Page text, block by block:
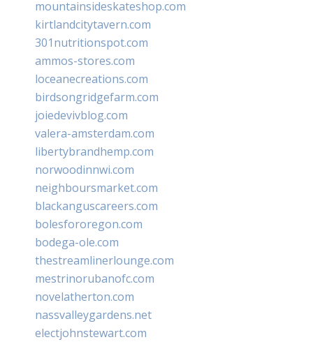
mountainsideskateshop.com
kirtlandcitytavern.com
301nutritionspot.com
ammos-stores.com
loceanecreations.com
birdsongridgefarm.com
joiedevivblog.com
valera-amsterdam.com
libertybrandhemp.com
norwoodinnwi.com
neighboursmarket.com
blackanguscareers.com
bolesfororegon.com
bodega-ole.com
thestreamlinerlounge.com
mestrinorubanofc.com
novelatherton.com
nassvalleygardens.net
electjohnstewart.com